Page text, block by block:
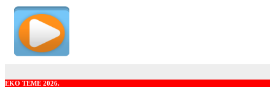
EKO TEME 2026.